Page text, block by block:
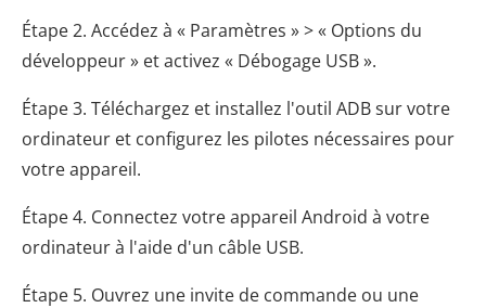
Étape 2. Accédez à « Paramètres » > « Options du
développeur » et activez « Débogage USB ».
Étape 3. Téléchargez et installez l'outil ADB sur votre
ordinateur et configurez les pilotes nécessaires pour
votre appareil.
Étape 4. Connectez votre appareil Android à votre
ordinateur à l'aide d'un câble USB.
Étape 5. Ouvrez une invite de commande ou une